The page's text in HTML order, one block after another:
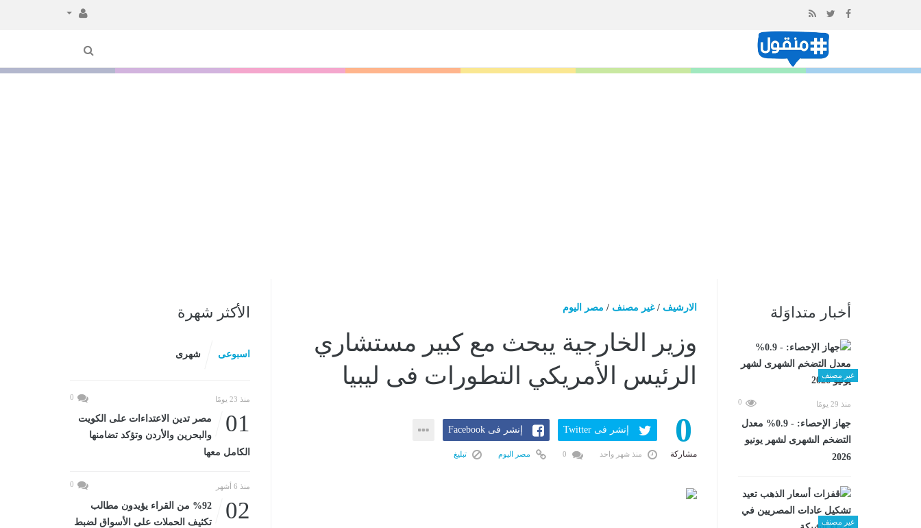
المحتوى
أخبار متداوَلة
غير مصنف
منذ 29 يومًا 0
جهاز الإحصاء: - 0.9% معدل
التضخم الشهرى لشهر يونيو
2026
غير مصنف
الارشيف /غير مصنف / مصر اليوم
وزير الخارجية يبحث مع كبير مستشاري
الرئيس الأمريكي التطورات فى ليبيا
0
مشاركة
إنشر فى Twitter إنشر فى Facebook
منذ شهر واحد مصر اليوم تبليغ
الأكثر شهرة
اسبوعى شهرى
منذ 23 يومًا 0
01
مصر تدين الاعتداءات على الكويت
والبحرين والأردن وتؤكد تضامنها
الكامل معها
منذ 6 أشهر 0
02
%92 من القراء يؤيدون مطالب
تكثيف الحملات على الأسواق لضبط